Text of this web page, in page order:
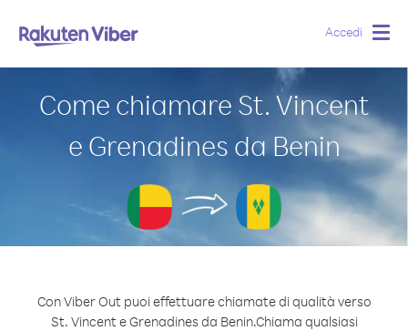
Accedi
Come chiamare St. Vincent
e Grenadines da Benin
Con Viber Out puoi effettuare chiamate di qualità verso
St. Vincent e Grenadines da Benin.Chiama qualsiasi